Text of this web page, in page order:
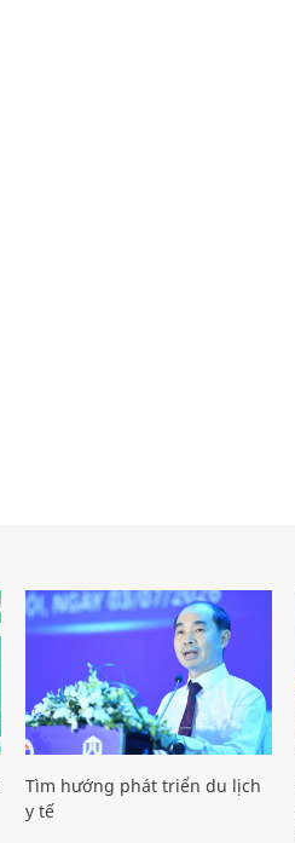
Tìm hướng phát triển du lịch
y tế